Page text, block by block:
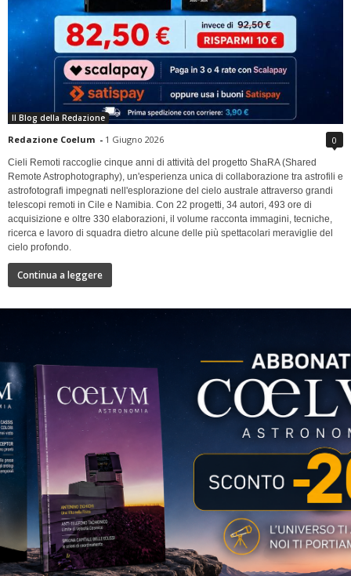
Il Blog della Redazione
Redazione Coelum - 1 Giugno 2026 0
Cieli Remoti raccoglie cinque anni di attività del progetto ShaRA (Shared
Remote Astrophotography), un'esperienza unica di collaborazione tra astrofili e
astrofotografi impegnati nell'esplorazione del cielo australe attraverso grandi
telescopi remoti in Cile e Namibia. Con 22 progetti, 34 autori, 493 ore di
acquisizione e oltre 330 elaborazioni, il volume racconta immagini, tecniche,
ricerca e lavoro di squadra dietro alcune delle più spettacolari meraviglie del
cielo profondo.
Continua a leggere